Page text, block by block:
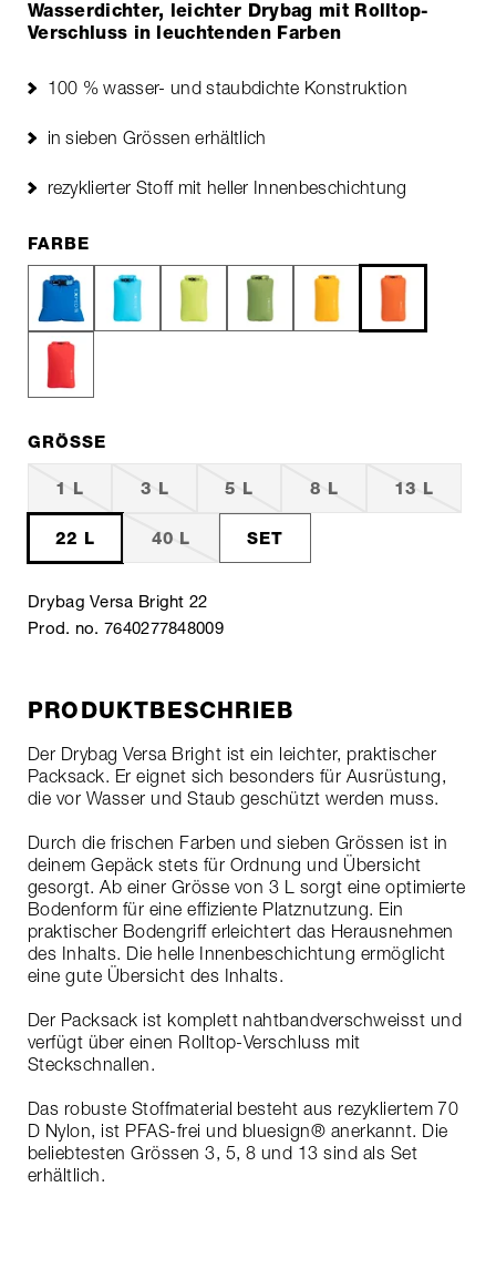
Wasserdichter, leichter Drybag mit Rolltop-
Verschluss in leuchtenden Farben
100 % wasser- und staubdichte Konstruktion
in sieben Grössen erhältlich
rezyklierter Stoff mit heller Innenbeschichtung
FARBE
GRÖSSE
1 L 3 L 5 L 8 L 13 L
22 L 40 L SET
Drybag Versa Bright 22
Prod. no. 7640277848009
PRODUKTBESCHRIEB
Der Drybag Versa Bright ist ein leichter, praktischer
Packsack. Er eignet sich besonders für Ausrüstung,
die vor Wasser und Staub geschützt werden muss.
Durch die frischen Farben und sieben Grössen ist in
deinem Gepäck stets für Ordnung und Übersicht
gesorgt. Ab einer Grösse von 3 L sorgt eine optimierte
Bodenform für eine effiziente Platznutzung. Ein
praktischer Bodengriff erleichtert das Herausnehmen
des Inhalts. Die helle Innenbeschichtung ermöglicht
eine gute Übersicht des Inhalts.
Der Packsack ist komplett nahtbandverschweisst und
verfügt über einen Rolltop-Verschluss mit
Steckschnallen.
Das robuste Stoffmaterial besteht aus rezykliertem 70
D Nylon, ist PFAS-frei und bluesign® anerkannt. Die
beliebtesten Grössen 3, 5, 8 und 13 sind als Set
erhältlich.